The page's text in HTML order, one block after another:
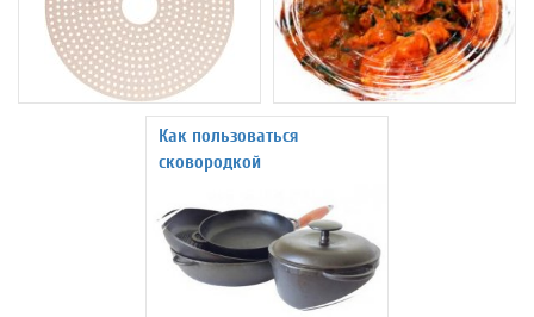
Как пользоваться
сковородкой